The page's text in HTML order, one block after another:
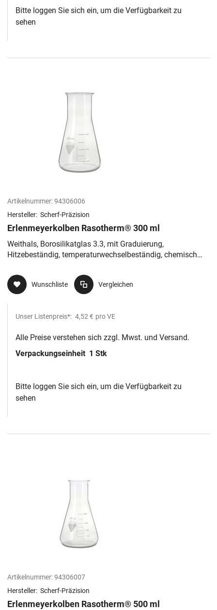
Bitte loggen Sie sich ein, um die Verfügbarkeit zu
sehen
Artikelnummer:94306006
Hersteller: Scherf-Präzision
Erlenmeyerkolben Rasotherm® 300 ml
Weithals, Borosilikatglas 3.3, mit Graduierung,
Hitzebeständig, temperaturwechselbeständig, chemisch
Wunschliste Vergleichen
Unser Listenpreis*: 4,52 € pro VE
Alle Preise verstehen sich zzgl. Mwst. und Versand.
Verpackungseinheit 1 Stk
Bitte loggen Sie sich ein, um die Verfügbarkeit zu
sehen
Artikelnummer:94306007
Hersteller: Scherf-Präzision
Erlenmeyerkolben Rasotherm® 500 ml